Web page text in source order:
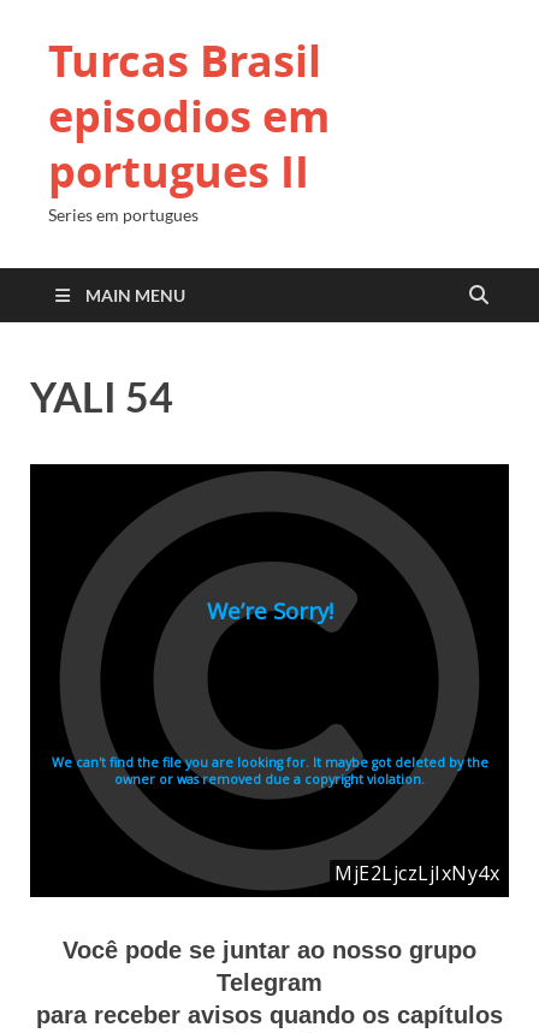
Turcas Brasil
episodios em
portugues II
Series em portugues
MAIN MENU
YALI 54
Você pode se juntar ao nosso grupo
Telegram
para receber avisos quando os capítulos